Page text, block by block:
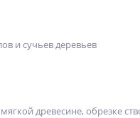
и сучьев деревьев
древесине, обрезке